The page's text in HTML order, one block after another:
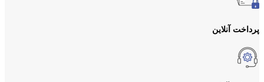
پرداخت آنلاین